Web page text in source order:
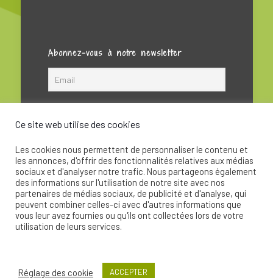
Abonnez-vous à notre newsletter
© 2020 - La Soupape Association - Création par
Ce site web utilise des cookies
Les cookies nous permettent de personnaliser le contenu et
les annonces, d'offrir des fonctionnalités relatives aux médias
sociaux et d'analyser notre trafic. Nous partageons également
des informations sur l'utilisation de notre site avec nos
partenaires de médias sociaux, de publicité et d'analyse, qui
peuvent combiner celles-ci avec d'autres informations que
vous leur avez fournies ou qu'ils ont collectées lors de votre
utilisation de leurs services.
Réglage des cookie ACCEPTER